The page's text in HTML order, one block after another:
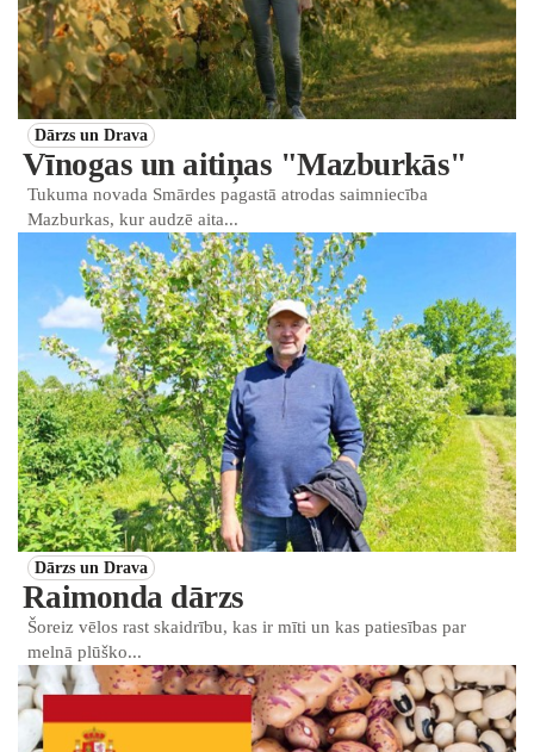
Dārzs un Drava
Vīnogas un aitiņas "Mazburkās"
Tukuma novada Smārdes pagastā atrodas saimniecība
Mazburkas, kur audzē aita...
Dārzs un Drava
Raimonda dārzs
Šoreiz vēlos rast skaidrību, kas ir mīti un kas patiesības par
melnā plūško...